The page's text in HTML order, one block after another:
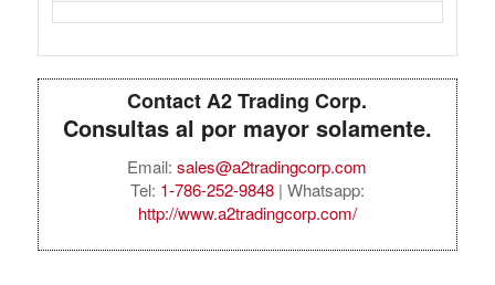
Contact A2 Trading Corp.
Consultas al por mayor solamente.
Email:sales@a2tradingcorp.com
Tel: 1-786-252-9848| Whatsapp:
http://www.a2tradingcorp.com/